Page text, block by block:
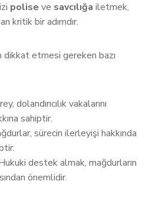
polise ve savcılığa iletmek,
kritik bir adımdır.
dikkat etmesi gereken bazı
dolandırıcılık vakalarını
sahiptir.
sürecin ilerleyişi hakkında
destek almak, mağdurların
önemlidir.